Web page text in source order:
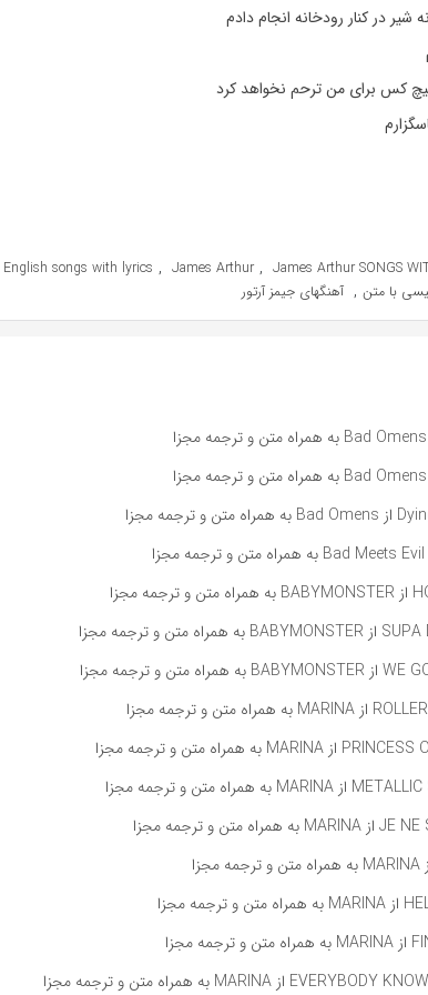
شیر در کنار رودخانه انجام دادم
کس برای من ترحم نخواهد کرد
English songs with lyrics , James Arthur , James Arthur SONGS
با متن , آهنگهای جیمز آرتور